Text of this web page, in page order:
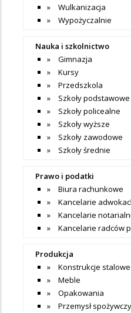
Wulkanizacja
Wypożyczalnie
Nauka i szkolnictwo
Gimnazja
Kursy
Przedszkola
Szkoły podstawowe
Szkoły policealne
Szkoły wyższe
Szkoły zawodowe
Szkoły średnie
Prawo i podatki
Biura rachunkowe
Kancelarie
Kancelarie
Kancelarie radców
Produkcja
Konstrukcje stalowe
Meble
Opakowania
Przemysł spożywczy